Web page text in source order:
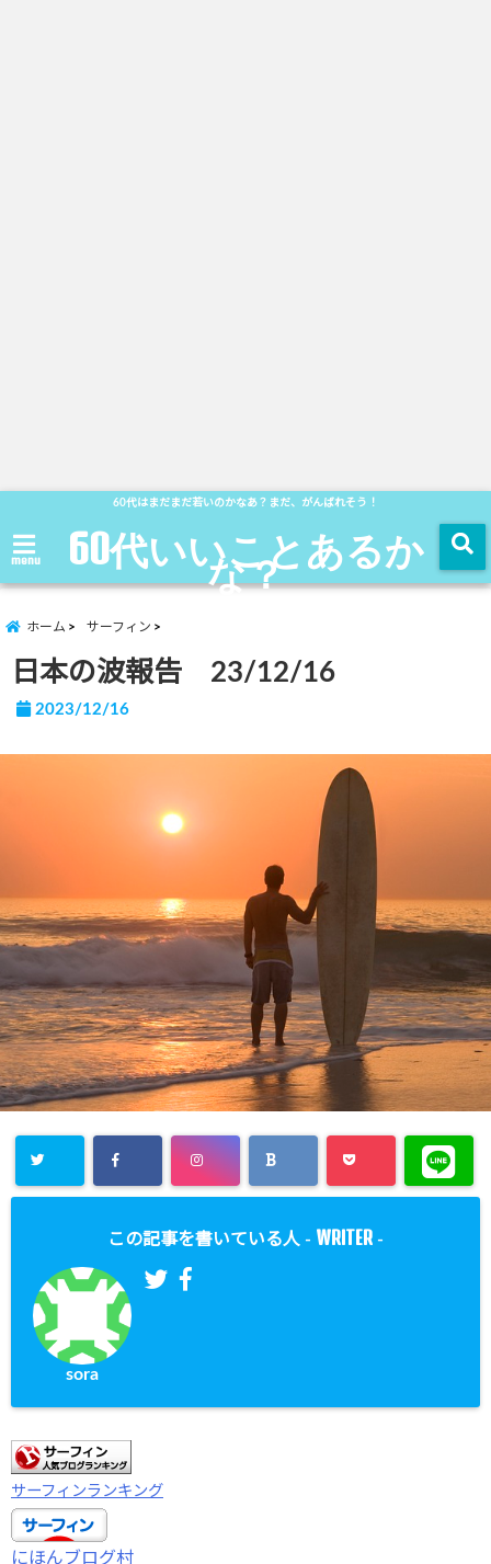
60代はまだまだ若いのかなあ？まだ、がんばれそう！
menu 60代いいことあるか
な？
ホーム サーフィン
日本の波報告 23/12/16
2023/12/16
この記事を書いている人 - WRITER -
sora
サーフィンランキング
にほんブログ村